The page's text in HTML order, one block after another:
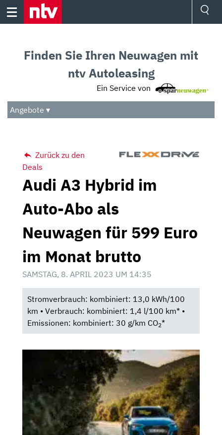
Skip
Audio
Das Beste
Finden Sie Ihren Neuwagen mit
ntv Autoleasing
Ein Service von
Angebote ▾
Zurück zu den
Deals
Audi A3 Hybrid im
Auto-Abo als
Neuwagen für 599 Euro
im Monat brutto
SAMSTAG, 8. APRIL 2023 UM 14:35
Stromverbrauch: kombiniert: 13,0 kWh/100
km • Verbrauch: kombiniert: 1,4 l/100 km* •
Emissionen: kombiniert: 30 g/km CO2*